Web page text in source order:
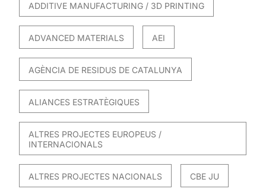
ADDITIVE MANUFACTURING / 3D PRINTING
ADVANCED MATERIALS AEI
AGÈNCIA DE RESIDUS DE CATALUNYA
ALIANCES ESTRATÈGIQUES
ALTRES PROJECTES EUROPEUS /
INTERNACIONALS
ALTRES PROJECTES NACIONALS CBE JU